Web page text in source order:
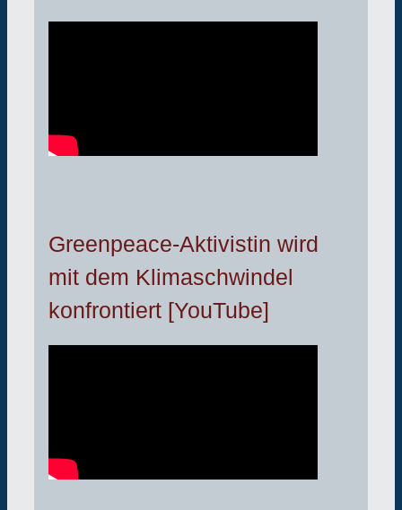
Greenpeace-Aktivistin wird
mit dem Klimaschwindel
konfrontiert [YouTube]